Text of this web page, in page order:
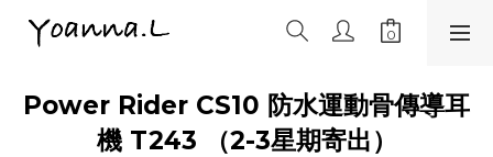
Power Rider CS10 防水運動骨傳導耳
機 T243 （2-3星期寄出）